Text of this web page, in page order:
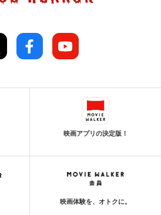
映画アプリの決定版！
映画体験を、オトクに。